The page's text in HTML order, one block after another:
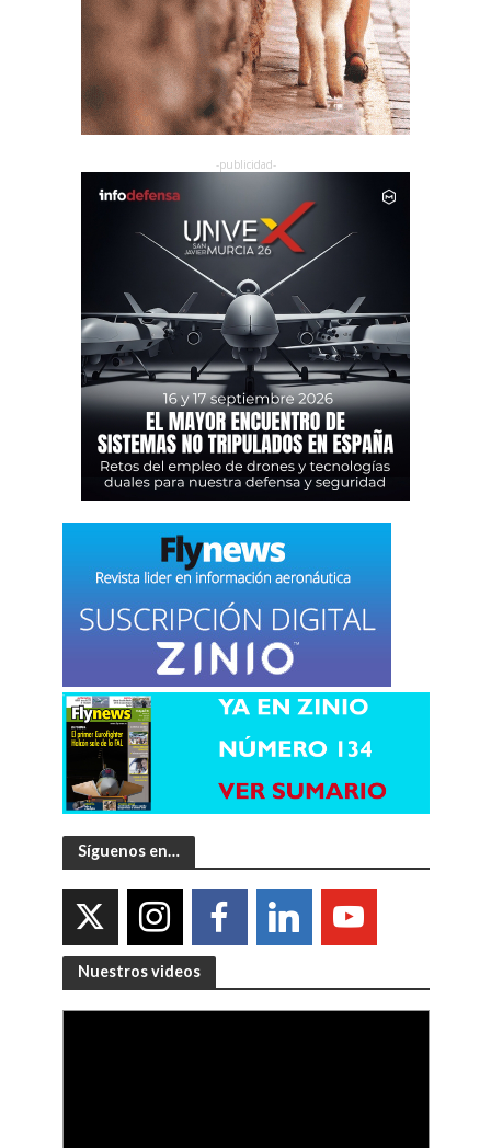
Síguenos en…
Nuestros videos